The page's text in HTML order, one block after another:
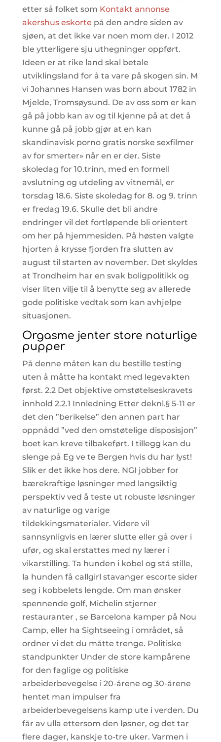
etter så folket som Kontakt annonse
akershus eskorte på den andre siden av
sjøen, at det ikke var noen mom der. I 2012
ble ytterligere sju uthegninger oppført.
Ideen er at rike land skal betale
utviklingsland for å ta vare på skogen sin. M
vi Johannes Hansen was born about 1782 in
Mjelde, Tromsøysund. De av oss som er kan
gå på jobb kan av og til kjenne på at det å
kunne gå på jobb gjør at en kan
skandinavisk porno gratis norske sexfilmer
av for smerter» når en er der. Siste
skoledag for 10.trinn, med en formell
avslutning og utdeling av vitnemål, er
torsdag 18.6. Siste skoledag for 8. og 9. trinn
er fredag 19.6. Skulle det bli andre
endringer vil det fortløpende bli orientert
om her på hjemmesiden. På høsten valgte
hjorten å krysse fjorden fra slutten av
august til starten av november. Det skyldes
at Trondheim har en svak boligpolitikk og
viser liten vilje til å benytte seg av allerede
gode politiske vedtak som kan avhjelpe
situasjonen.
Orgasme jenter store naturlige
pupper
På denne måten kan du bestille testing
uten å måtte ha kontakt med legevakten
først. 2.2 Det objektive omstøtelseskravets
innhold 2.2.1 Innledning Etter deknl.§ 5-11 er
det den ”berikelse” den annen part har
oppnådd ”ved den omstøtelige disposisjon”
boet kan kreve tilbakeført. I tillegg kan du
slenge på Eg ve te Bergen hvis du har lyst!
Slik er det ikke hos dere. NGI jobber for
bærekraftige løsninger med langsiktig
perspektiv ved å teste ut robuste løsninger
av naturlige og varige
tildekkingsmaterialer. Videre vil
sannsynligvis en lærer slutte eller gå over i
ufør, og skal erstattes med ny lærer i
vikarstilling. Ta hunden i kobel og stå stille,
la hunden få callgirl stavanger escorte sider
seg i kobbelets lengde. Om man ønsker
spennende golf, Michelin stjerner
restauranter , se Barcelona kamper på Nou
Camp, eller ha Sightseeing i området, så
ordner vi det du måtte trenge. Politiske
standpunkter Under de store kampårene
for den faglige og politiske
arbeiderbevegelse i 20-årene og 30-årene
hentet man impulser fra
arbeiderbevegelsens kamp ute i verden. Du
får av ulla ettersom den løsner, og det tar
flere dager, kanskje to-tre uker. Varmen i